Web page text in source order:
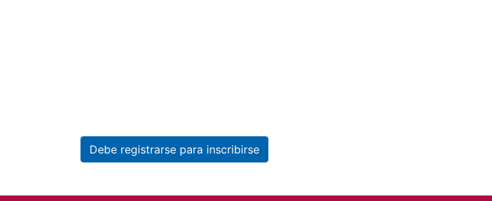
Debe registrarse para inscribirse